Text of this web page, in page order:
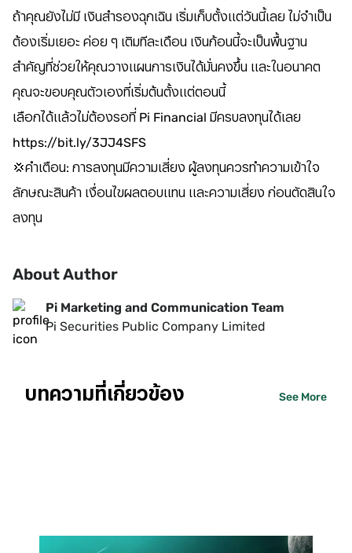
ถ้าคุณยังไม่มี เงินสำรองฉุกเฉิน เริ่มเก็บตั้งแต่วันนี้เลย ไม่จำเป็น
ต้องเริ่มเยอะ ค่อย ๆ เติมทีละเดือน เงินก้อนนี้จะเป็นพื้นฐาน
สำคัญที่ช่วยให้คุณวางแผนการเงินได้มั่นคงขึ้น และในอนาคต
คุณจะขอบคุณตัวเองที่เริ่มต้นตั้งแต่ตอนนี้
เลือกได้แล้วไม่ต้องรอที่ Pi Financial มีครบลงทุนได้เลย
https://bit.ly/3JJ4SFS
💢คำเตือน: การลงทุนมีความเสี่ยง ผู้ลงทุนควรทำความเข้าใจ
ลักษณะสินค้า เงื่อนไขผลตอบแทน และความเสี่ยง ก่อนตัดสินใจ
ลงทุน
About Author
Pi Marketing and Communication Team
Pi Securities Public Company Limited
บทความที่เกี่ยวข้อง See More